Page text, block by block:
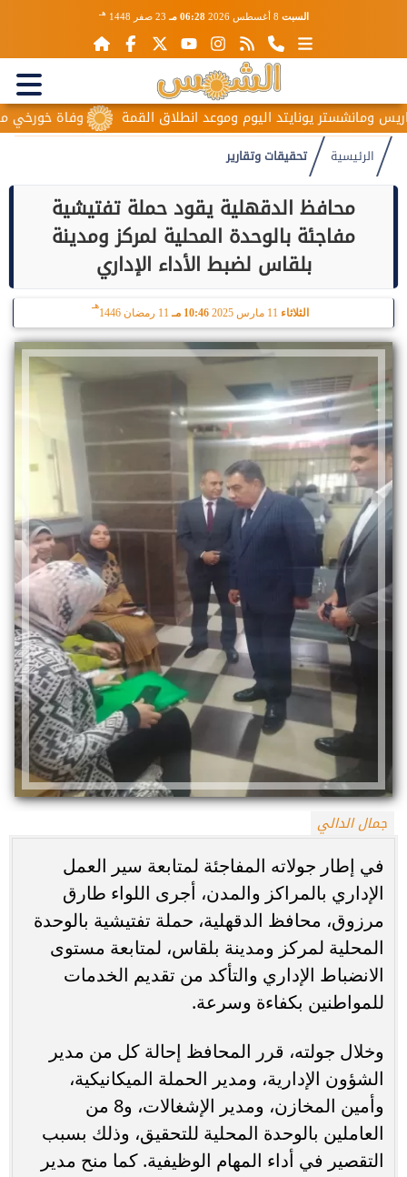
السبت 06:28 مـ 23 صفر 1448 هـ
وفاة خورخي ميسي والد نجم اليوم وموعد انطلاق القمة
الرئيسية تحقيقات وتقارير
محافظ الدقهلية يقود حملة تفتيشية
مفاجئة بالوحدة المحلية لمركز ومدينة
بلقاس لضبط الأداء الإداري
الثلاثاء 10:46 مـ 11 رمضان 1446
هـ
جمال الدالي
في إطار جولاته المفاجئة لمتابعة سير العمل
الإداري بالمراكز والمدن، أجرى اللواء طارق
مرزوق، محافظ الدقهلية، حملة تفتيشية بالوحدة
المحلية لمركز ومدينة بلقاس، لمتابعة مستوى
الانضباط الإداري والتأكد من تقديم الخدمات
للمواطنين بكفاءة وسرعة.
وخلال جولته، قرر المحافظ إحالة كل من مدير
الشؤون الإدارية، ومدير الحملة الميكانيكية،
وأمين المخازن، ومدير الإشغالات، و8 من
العاملين بالوحدة المحلية للتحقيق، وذلك بسبب
التقصير في أداء المهام الوظيفية. كما منح مدير